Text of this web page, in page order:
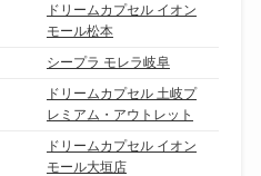
ドリームカプセル イオン
モール松本
シープラ モレラ岐阜
ドリームカプセル 土岐プ
レミアム・アウトレット
ドリームカプセル イオン
モール大垣店